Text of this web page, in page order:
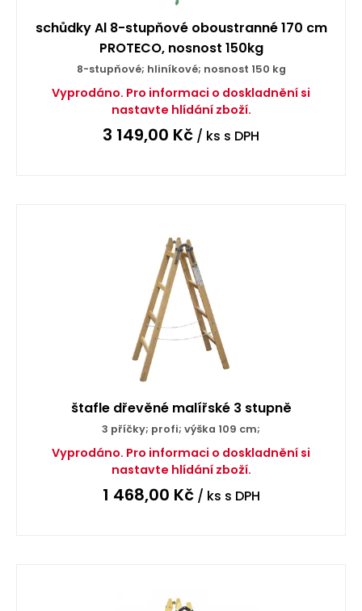
schůdky Al 8-stupňové oboustranné 170 cm
PROTECO, nosnost 150kg
8-stupňové; hliníkové; nosnost 150 kg
Vyprodáno. Pro informaci o doskladnění si
nastavte hlídání zboží.
3 149,00 Kč / ks s DPH
štafle dřevěné malířské 3 stupně
3 příčky; profi; výška 109 cm;
Vyprodáno. Pro informaci o doskladnění si
nastavte hlídání zboží.
1 468,00 Kč/ ks s DPH